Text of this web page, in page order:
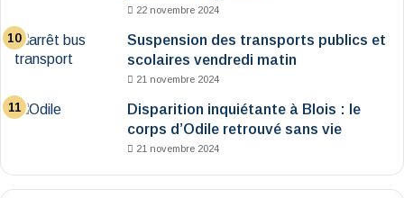
22 novembre 2024
Suspension des transports publics et
scolaires vendredi matin
21 novembre 2024
Disparition inquiétante à Blois : le
corps d’Odile retrouvé sans vie
21 novembre 2024